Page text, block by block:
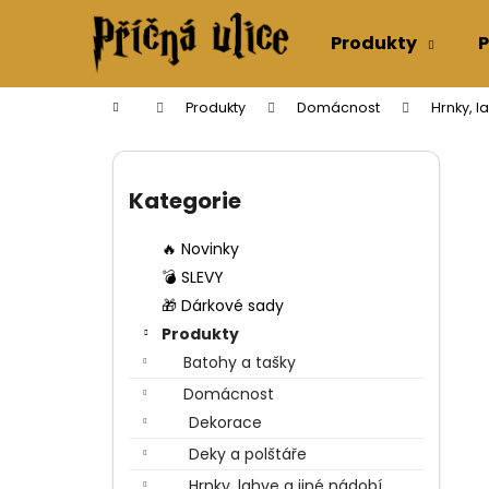
Produkty
Domů Produkty Domácnost Hrnky,
kategorie
Kategorie
🔥 Novinky
💣 SLEVY
🎁 Dárkové sady
Produkty
Batohy a tašky
Domácnost
Dekorace
Deky a polštáře
í
Zpět
do
Zpět
do